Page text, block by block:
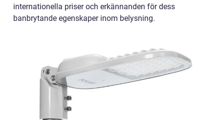
internationella priser och erkännanden för dess
banbrytande egenskaper inom belysning.